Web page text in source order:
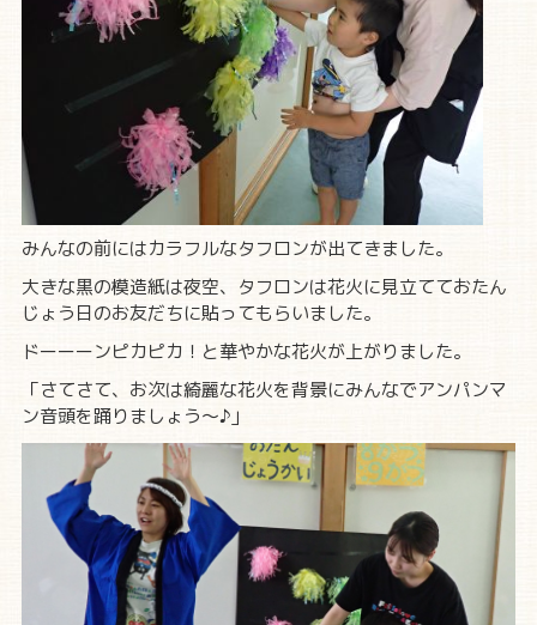
みんなの前にはカラフルなタフロンが出てきました。
大きな黒の模造紙は夜空、タフロンは花火に見立てておたん
じょう日のお友だちに貼ってもらいました。
ドーーーンピカピカ！と華やかな花火が上がりました。
「さてさて、 お次は綺麗な花火を背景にみんなでアンパンマ
ン音頭を踊りましょう～♪」